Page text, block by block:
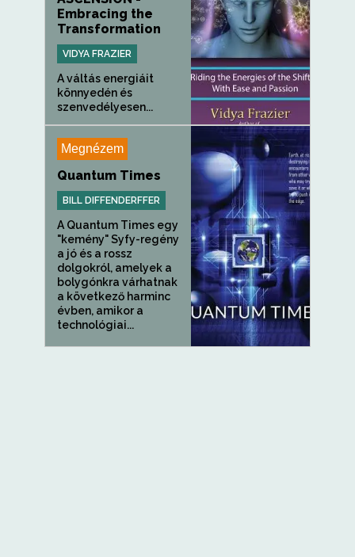
Embracing the
Transformation
VIDYA FRAZIER
A váltás energiáit
könnyedén és
szenvedélyesen...
Megnézem
Quantum Times
BILL DIFFENDERFFER
A Quantum Times egy
"kemény" Syfy-regény
a jó és a rossz
dolgokról, amelyek a
bolygónkra várhatnak
a következő harminc
évben, amikor a
technológiai...